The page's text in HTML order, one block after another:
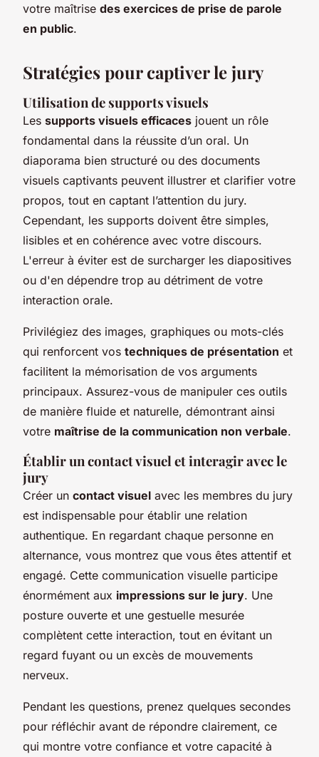
votre maîtrise des exercices de prise de parole
en public.
Stratégies pour captiver le jury
Utilisation de supports visuels
Les supports visuels efficaces jouent un rôle
fondamental dans la réussite d’un oral. Un
diaporama bien structuré ou des documents
visuels captivants peuvent illustrer et clarifier votre
propos, tout en captant l’attention du jury.
Cependant, les supports doivent être simples,
lisibles et en cohérence avec votre discours.
L'erreur à éviter est de surcharger les diapositives
ou d'en dépendre trop au détriment de votre
interaction orale.
Privilégiez des images, graphiques ou mots-clés
qui renforcent vos techniques de présentation et
facilitent la mémorisation de vos arguments
principaux. Assurez-vous de manipuler ces outils
de manière fluide et naturelle, démontrant ainsi
votre maîtrise de la communication non verbale.
Établir un contact visuel et interagir avec le
jury
Créer un contact visuel avec les membres du jury
est indispensable pour établir une relation
authentique. En regardant chaque personne en
alternance, vous montrez que vous êtes attentif et
engagé. Cette communication visuelle participe
énormément aux impressions sur le jury. Une
posture ouverte et une gestuelle mesurée
complètent cette interaction, tout en évitant un
regard fuyant ou un excès de mouvements
nerveux.
Pendant les questions, prenez quelques secondes
pour réfléchir avant de répondre clairement, ce
qui montre votre confiance et votre capacité à